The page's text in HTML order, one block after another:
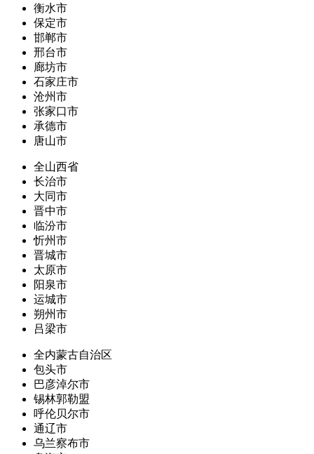
衡水市
保定市
邯郸市
邢台市
廊坊市
石家庄市
沧州市
张家口市
承德市
唐山市
全山西省
长治市
大同市
晋中市
临汾市
忻州市
晋城市
太原市
阳泉市
运城市
朔州市
吕梁市
全内蒙古自治区
包头市
巴彦淖尔市
锡林郭勒盟
呼伦贝尔市
通辽市
乌兰察布市